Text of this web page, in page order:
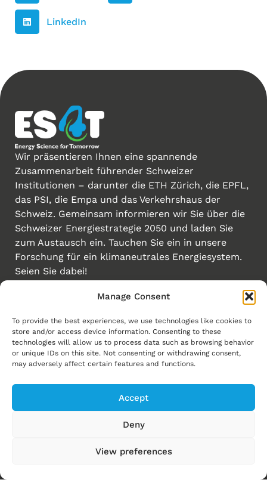
Manage Consent
To provide the best experiences, we use technologies like cookies to
store and/or access device information. Consenting to these
technologies will allow us to process data such as browsing behavior
or unique IDs on this site. Not consenting or withdrawing consent,
may adversely affect certain features and functions.
Accept
Deny
View preferences
LinkedIn
Wir präsentieren Ihnen eine spannende
Zusammenarbeit führender Schweizer
Institutionen – darunter die ETH Zürich, die EPFL,
das PSI, die Empa und das Verkehrshaus der
Schweiz. Gemeinsam informieren wir Sie über die
Schweizer Energiestrategie 2050 und laden Sie
zum Austausch ein. Tauchen Sie ein in unsere
Forschung für ein klimaneutrales Energiesystem.
Seien Sie dabei!
Links
Homepage
Energiewende
Energy Explorers